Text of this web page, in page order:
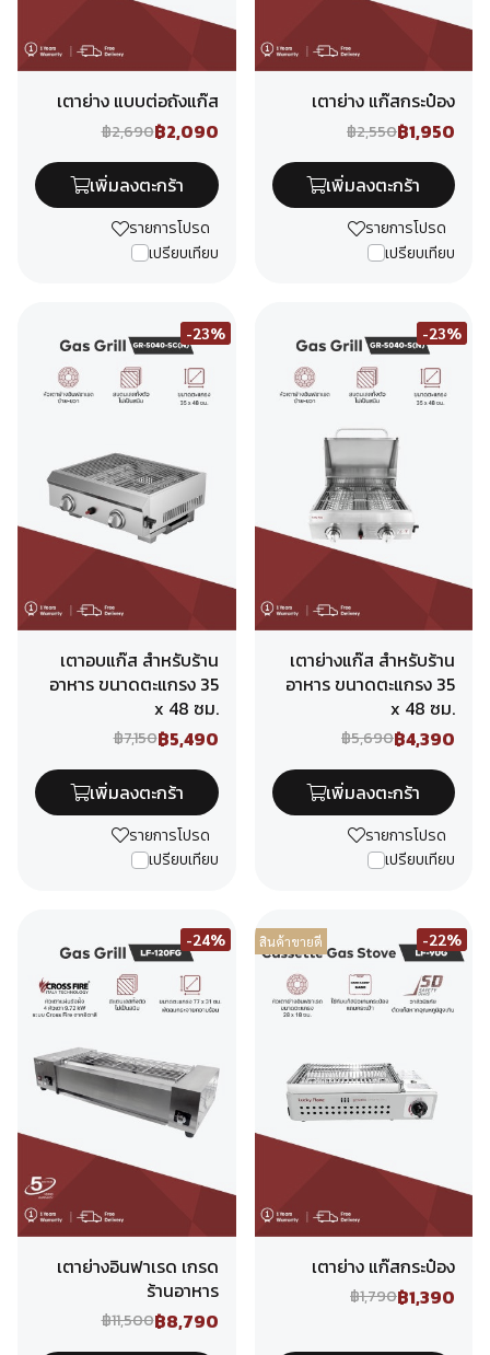
เตาย่าง แบบต่อถังแก๊ส
฿2,690฿2,090
เพิ่มลงตะกร้า
รายการโปรด
เปรียบเทียบ
เตาย่าง แก๊สกระป๋อง
฿2,550฿1,950
เพิ่มลงตะกร้า
รายการโปรด
เปรียบเทียบ
-23%
เตาอบแก๊ส สำหรับร้าน
อาหาร ขนาดตะแกรง 35
x 48 ซม.
฿7,150฿5,490
เพิ่มลงตะกร้า
รายการโปรด
เปรียบเทียบ
-23%
เตาย่างแก๊ส สำหรับร้าน
อาหาร ขนาดตะแกรง 35
x 48 ซม.
฿5,690฿4,390
เพิ่มลงตะกร้า
รายการโปรด
เปรียบเทียบ
-24%
เตาย่างอินฟาเรด เกรด
ร้านอาหาร
฿11,500฿8,790
สินค้าขายดี -22%
เตาย่าง แก๊สกระป๋อง
฿1,790฿1,390